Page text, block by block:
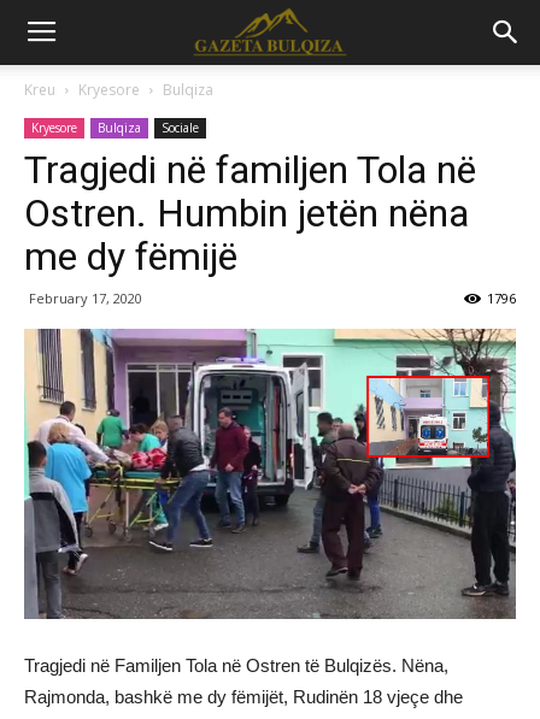
Kreu Kryesore Bulqiza
Kryesore Bulqiza Sociale
Tragjedi në familjen Tola në
Ostren. Humbin jetën nëna
me dy fëmijë
February 17, 2020 1796
Tragjedi në Familjen Tola në Ostren të Bulqizës. Nëna,
Rajmonda, bashkë me dy fëmijët, Rudinën 18 vjeçe dhe